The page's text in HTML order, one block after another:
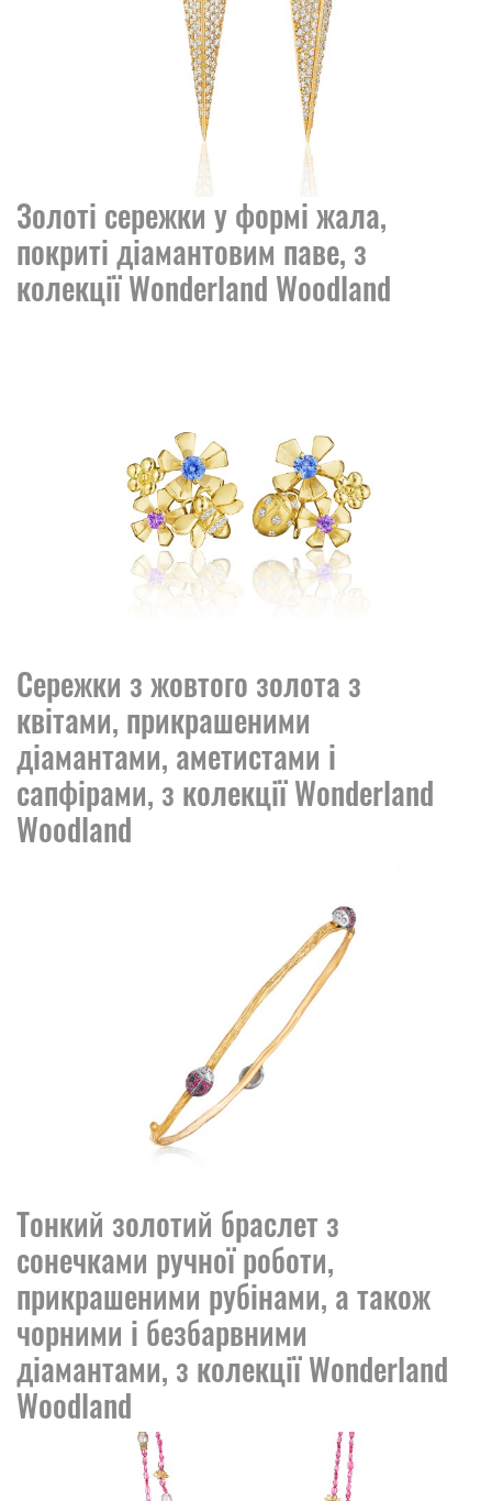
Золоті сережки у формі жала,
покриті діамантовим паве, з
колекції Wonderland Woodland
Сережки з жовтого золота з
квітами, прикрашеними
діамантами, аметистами і
сапфірами, з колекції Wonderland
Woodland
Тонкий золотий браслет з
сонечками ручної роботи,
прикрашеними рубінами, а також
чорними і безбарвними
діамантами, з колекції Wonderland
Woodland